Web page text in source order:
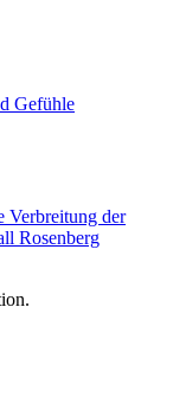
Gefühle
Verbreitung der
Rosenberg